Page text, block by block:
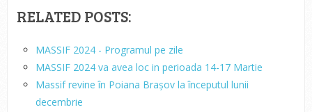
RELATED POSTS:
MASSIF 2024 - Programul pe zile
MASSIF 2024 va avea loc in perioada 14-17 Martie
Massif revine în Poiana Brașov la începutul lunii
decembrie